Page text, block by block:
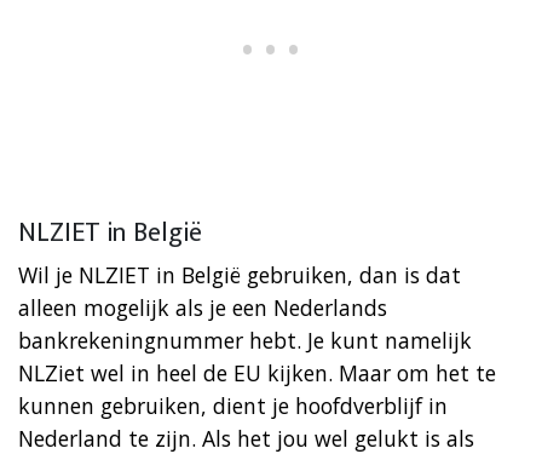
NLZIET in België
Wil je NLZIET in België gebruiken, dan is dat
alleen mogelijk als je een Nederlands
bankrekeningnummer hebt. Je kunt namelijk
NLZiet wel in heel de EU kijken. Maar om het te
kunnen gebruiken, dient je hoofdverblijf in
Nederland te zijn. Als het jou wel gelukt is als